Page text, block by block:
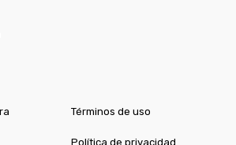
Términos de uso
Política de privacidad